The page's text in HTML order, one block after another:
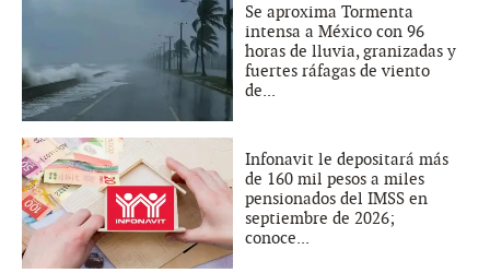
Se aproxima Tormenta
intensa a México con 96
horas de lluvia, granizadas y
fuertes ráfagas de viento
de...
Infonavit le depositará más
de 160 mil pesos a miles
pensionados del IMSS en
septiembre de 2026;
conoce...